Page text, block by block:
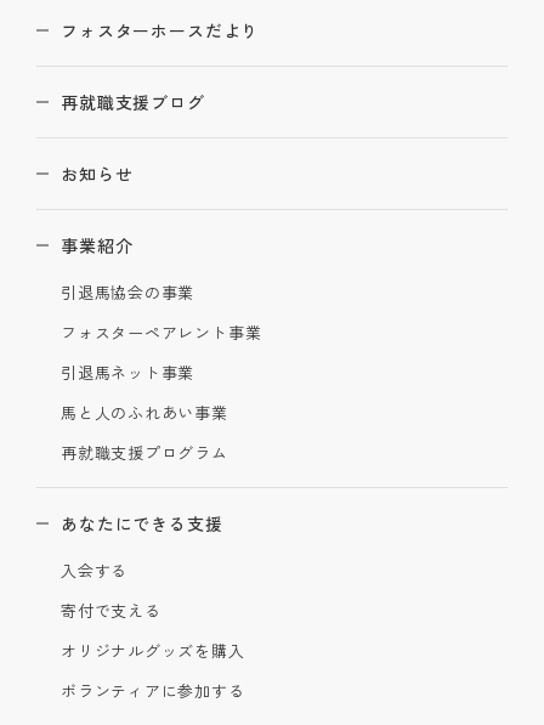
フォスターホースだより
再就職支援ブログ
お知らせ
事業紹介
引退馬協会の事業
フォスターペアレント事業
引退馬ネット事業
馬と人のふれあい事業
再就職支援プログラム
あなたにできる支援
入会する
寄付で支える
オリジナルグッズを購入
ボランティアに参加する